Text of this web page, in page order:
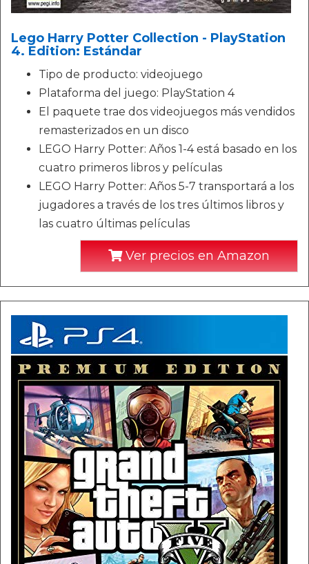
Lego Harry Potter Collection - PlayStation
4. Edition: Estándar
Tipo de producto: videojuego
Plataforma del juego: PlayStation 4
El paquete trae dos videojuegos más vendidos
remasterizados en un disco
LEGO Harry Potter: Años 1-4 está basado en los
cuatro primeros libros y películas
LEGO Harry Potter: Años 5-7 transportará a los
jugadores a través de los tres últimos libros y
las cuatro últimas películas
Ver precios en Amazon